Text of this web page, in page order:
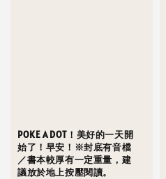
POKE A DOT！美好的一天開
始了！早安！※封底有音檔
／書本較厚有一定重量，建
議放於地上按壓閱讀。